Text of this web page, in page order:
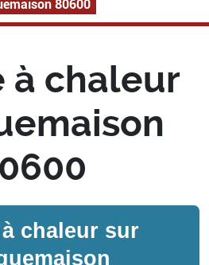
80600
à chaleur
chaleur sur